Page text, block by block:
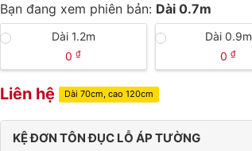
Bạn đang xem phiên bản: Dài 0.7m
Dài 1.2m
0₫
Dài 0.9m
0₫
Liên hệ Dài 70cm, cao 120cm
KỆ ĐƠN TÔN ĐỤC LỖ ÁP TƯỜNG